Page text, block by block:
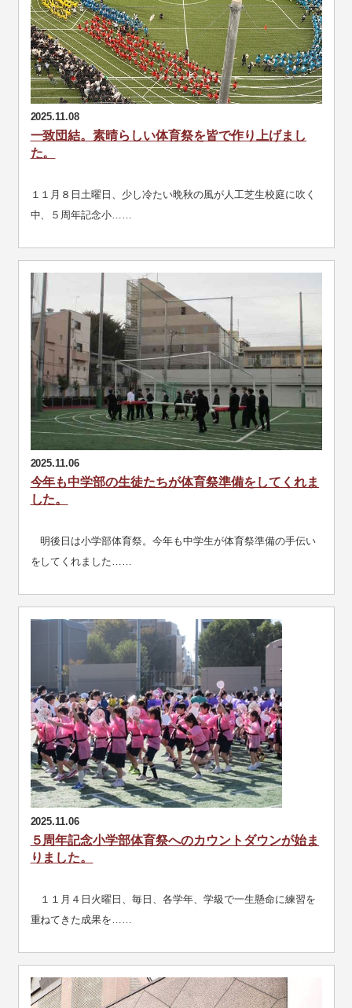
2025.11.08
一致団結。素晴らしい体育祭を皆で作り上げまし
た。
１１月８日土曜日、少し冷たい晩秋の風が人工芝生校庭に吹く
中、５周年記念小……
2025.11.06
今年も中学部の生徒たちが体育祭準備をしてくれま
した。
明後日は小学部体育祭。今年も中学生が体育祭準備の手伝い
をしてくれました……
2025.11.06
５周年記念小学部体育祭へのカウントダウンが始ま
りました。
１１月４日火曜日、毎日、各学年、学級で一生懸命に練習を
重ねてきた成果を……